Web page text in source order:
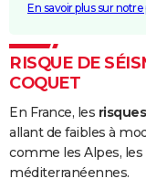
En savoir plus sur
RISQUE DE
COQUET
En France, les
allant de faibles à
comme les Alpes,
méditerranéennes.